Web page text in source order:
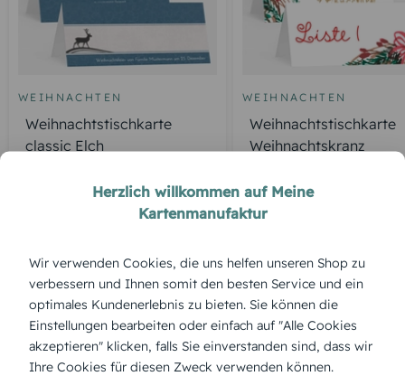
WEIHNACHTEN
Weihnachtstischkarte
classic Elch
WEIHNACHTEN
Weihnachtstischkarte
Weihnachtskranz
Produktbeschreibung
Der „Sternenbaum“ erstrahlt auf dieser Tischkarte in
funkelndem Glanz, als würde er aus einer klaren Winternacht
stammen. Umgeben von leuchtenden Sternen lädt er Gäste
ein, Platz zu nehmen und den Zauber der Weihnacht zu
genießen.
Herzlich willkommen auf Meine
Kartenmanufaktur
Wir verwenden Cookies, die uns helfen unseren Shop zu
verbessern und Ihnen somit den besten Service und ein
optimales Kundenerlebnis zu bieten. Sie können die
Einstellungen bearbeiten oder einfach auf "Alle Cookies
akzeptieren" klicken, falls Sie einverstanden sind, dass wir
Ihre Cookies für diesen Zweck verwenden können.